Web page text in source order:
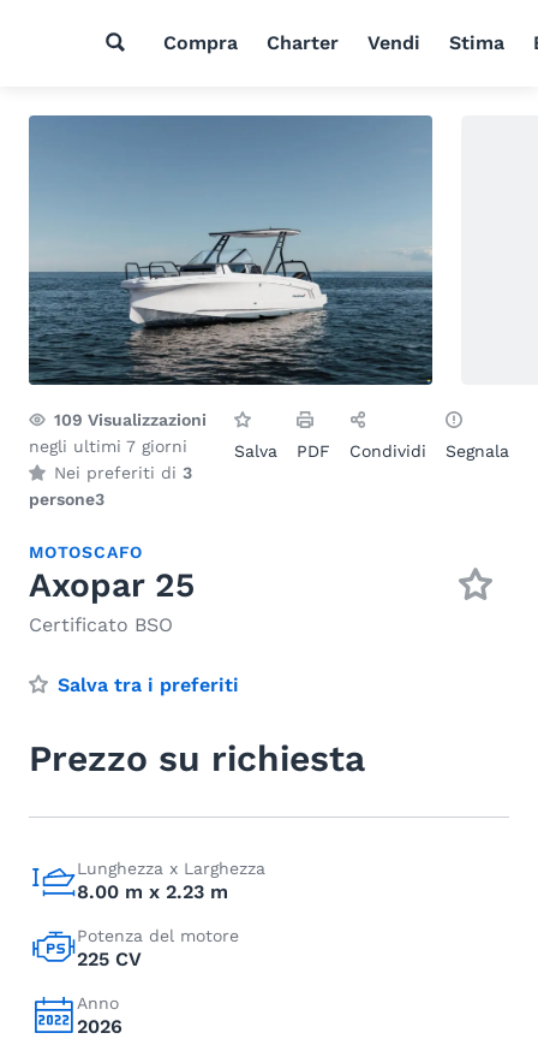
Compra Charter Vendi Stima
109 Visualizzazioni
negli ultimi 7 giorni
Nei preferiti di 3
persone3
Salva PDF Condividi Segnala
MOTOSCAFO
Axopar 25
Certificato BSO
Salva tra i preferiti
Prezzo su richiesta
Lunghezza x Larghezza
8.00 m x 2.23 m
Potenza del motore
225 CV
Anno
2026